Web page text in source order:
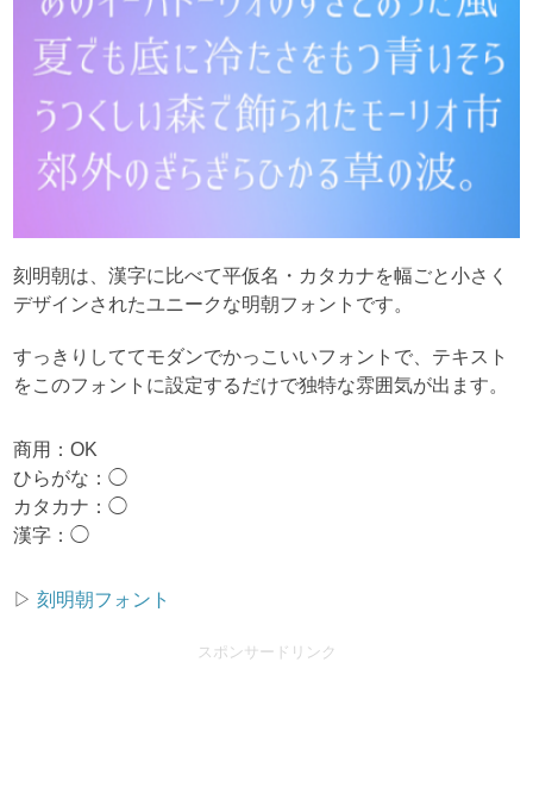
刻明朝は、漢字に比べて平仮名・カタカナを幅ごと小さく
デザインされたユニークな明朝フォントです。
すっきりしててモダンでかっこいいフォントで、テキスト
をこのフォントに設定するだけで独特な雰囲気が出ます。
商用：OK
ひらがな：◯
カタカナ：◯
漢字：◯
▷刻明朝フォント
スポンサードリンク